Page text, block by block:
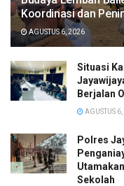
Koordinasi dan
AGUSTUS 6, 2026
Situasi
Berjalan
AGUSTUS
Polres
Sekolah